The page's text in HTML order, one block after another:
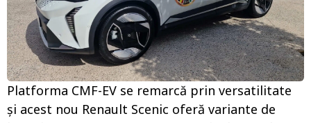
Platforma CMF-EV se remarcă prin versatilitate
și acest nou Renault Scenic oferă variante de